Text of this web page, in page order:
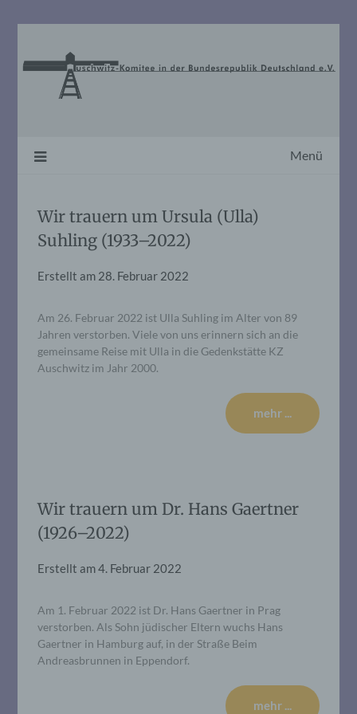
Menü
Wir trauern um Ursula (Ulla)
Suhling (1933–2022)
Erstellt am 28. Februar 2022
Am 26. Februar 2022 ist Ulla Suhling im Alter von 89
Jahren verstorben. Viele von uns erinnern sich an die
gemeinsame Reise mit Ulla in die Gedenkstätte KZ
Auschwitz im Jahr 2000.
mehr ...
Wir trauern um Dr. Hans Gaertner
(1926–2022)
Erstellt am4. Februar 2022
Am 1. Februar 2022 ist Dr. Hans Gaertner in Prag
verstorben. Als Sohn jüdischer Eltern wuchs Hans
Gaertner in Hamburg auf, in der Straße Beim
Andreasbrunnen in Eppendorf.
mehr ...